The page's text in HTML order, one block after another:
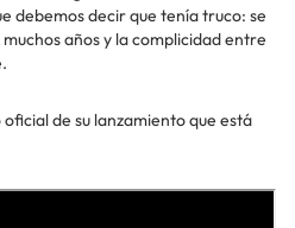
debemos decir que tenía truco: se
años y la complicidad entre
de su lanzamiento que está